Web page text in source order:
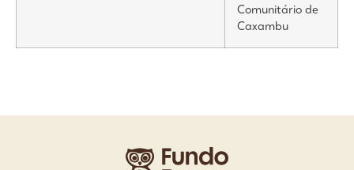
Comunitário de
Caxambu